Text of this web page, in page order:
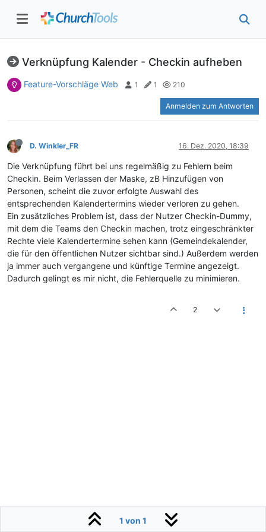
Verknüpfung Kalender - Checkin aufheben
Feature-Vorschläge Web 1 1 210
Anmelden zum Antworten
D. Winkler_FR 16. Dez. 2020, 18:39
Die Verknüpfung führt bei uns regelmäßig zu Fehlern beim
Checkin. Beim Verlassen der Maske, zB Hinzufügen von
Personen, scheint die zuvor erfolgte Auswahl des
entsprechenden Kalendertermins wieder verloren zu gehen.
Ein zusätzliches Problem ist, dass der Nutzer Checkin-Dummy,
mit dem die Teams den Checkin machen, trotz eingeschränkter
Rechte viele Kalendertermine sehen kann (Gemeindekalender,
die für den öffentlichen Nutzer sichtbar sind.) Außerdem werden
ja immer auch vergangene und künftige Termine angezeigt.
Dadurch gelingt es mir nicht, die Fehlerquelle zu minimieren.
2
1 von 1